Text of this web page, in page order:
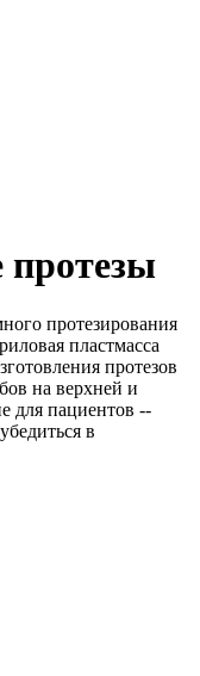
протезирования
пластмасса
протезов
на верхней и
для пациентов --
в